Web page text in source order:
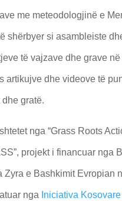
me meteodologjinë e
shërbyer si asambleiste
të vajzave dhe grave në
artikujve dhe videove të
gratë.
nga “Grass Roots
projekt i financuar nga
Zyra e Bashkimit Evropian
nga Iniciativa